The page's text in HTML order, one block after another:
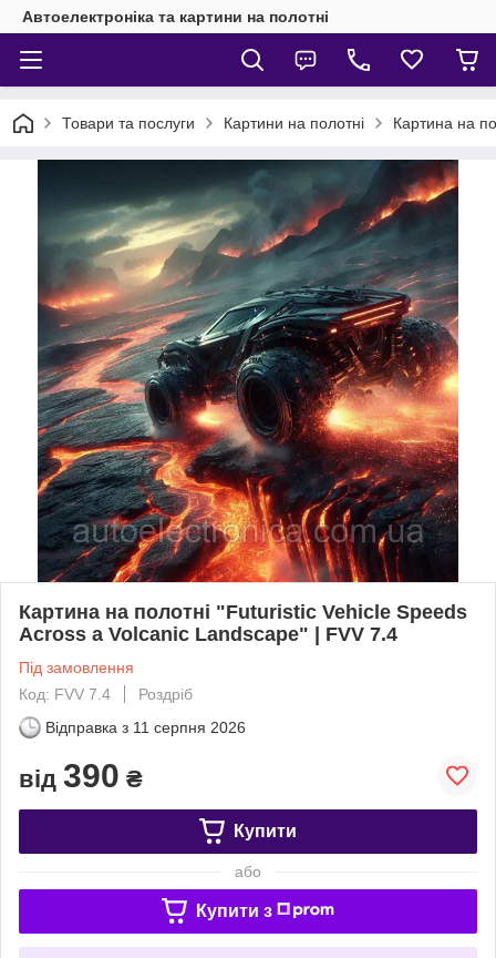
Автоелектроніка та картини на полотні
Товари та послуги Картини на полотні Картина на
Картина на полотні "Futuristic Vehicle Speeds
Across a Volcanic Landscape" | FVV 7.4
Під замовлення
Код: FVV 7.4
Роздріб
Відправка з 11 серпня 2026
від 390 ₴
Купити
або
Купити з